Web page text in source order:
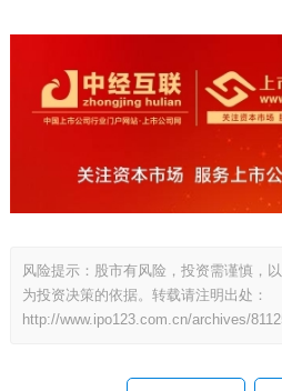
风险提示：股市有风险，投资需谨慎，
为投资决策的依据。转载请注明出处：
http://www.ipo123.com.cn/archives/